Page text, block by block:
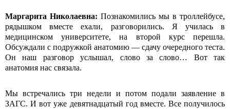
Маргарита Николаевна: Познакомились мы в троллейбусе,
рядышком вместе ехали, разговорились. Я училась в
медицинском университете, на второй курс перешла.
Обсуждали с подружкой анатомию — сдачу очередного теста.
Он наш разговор услышал, слово за слово… Вот так
анатомия нас связала.
Мы встречались три недели и потом подали заявление в
ЗАГС. И вот уже девятнадцатый год вместе. Все получилось